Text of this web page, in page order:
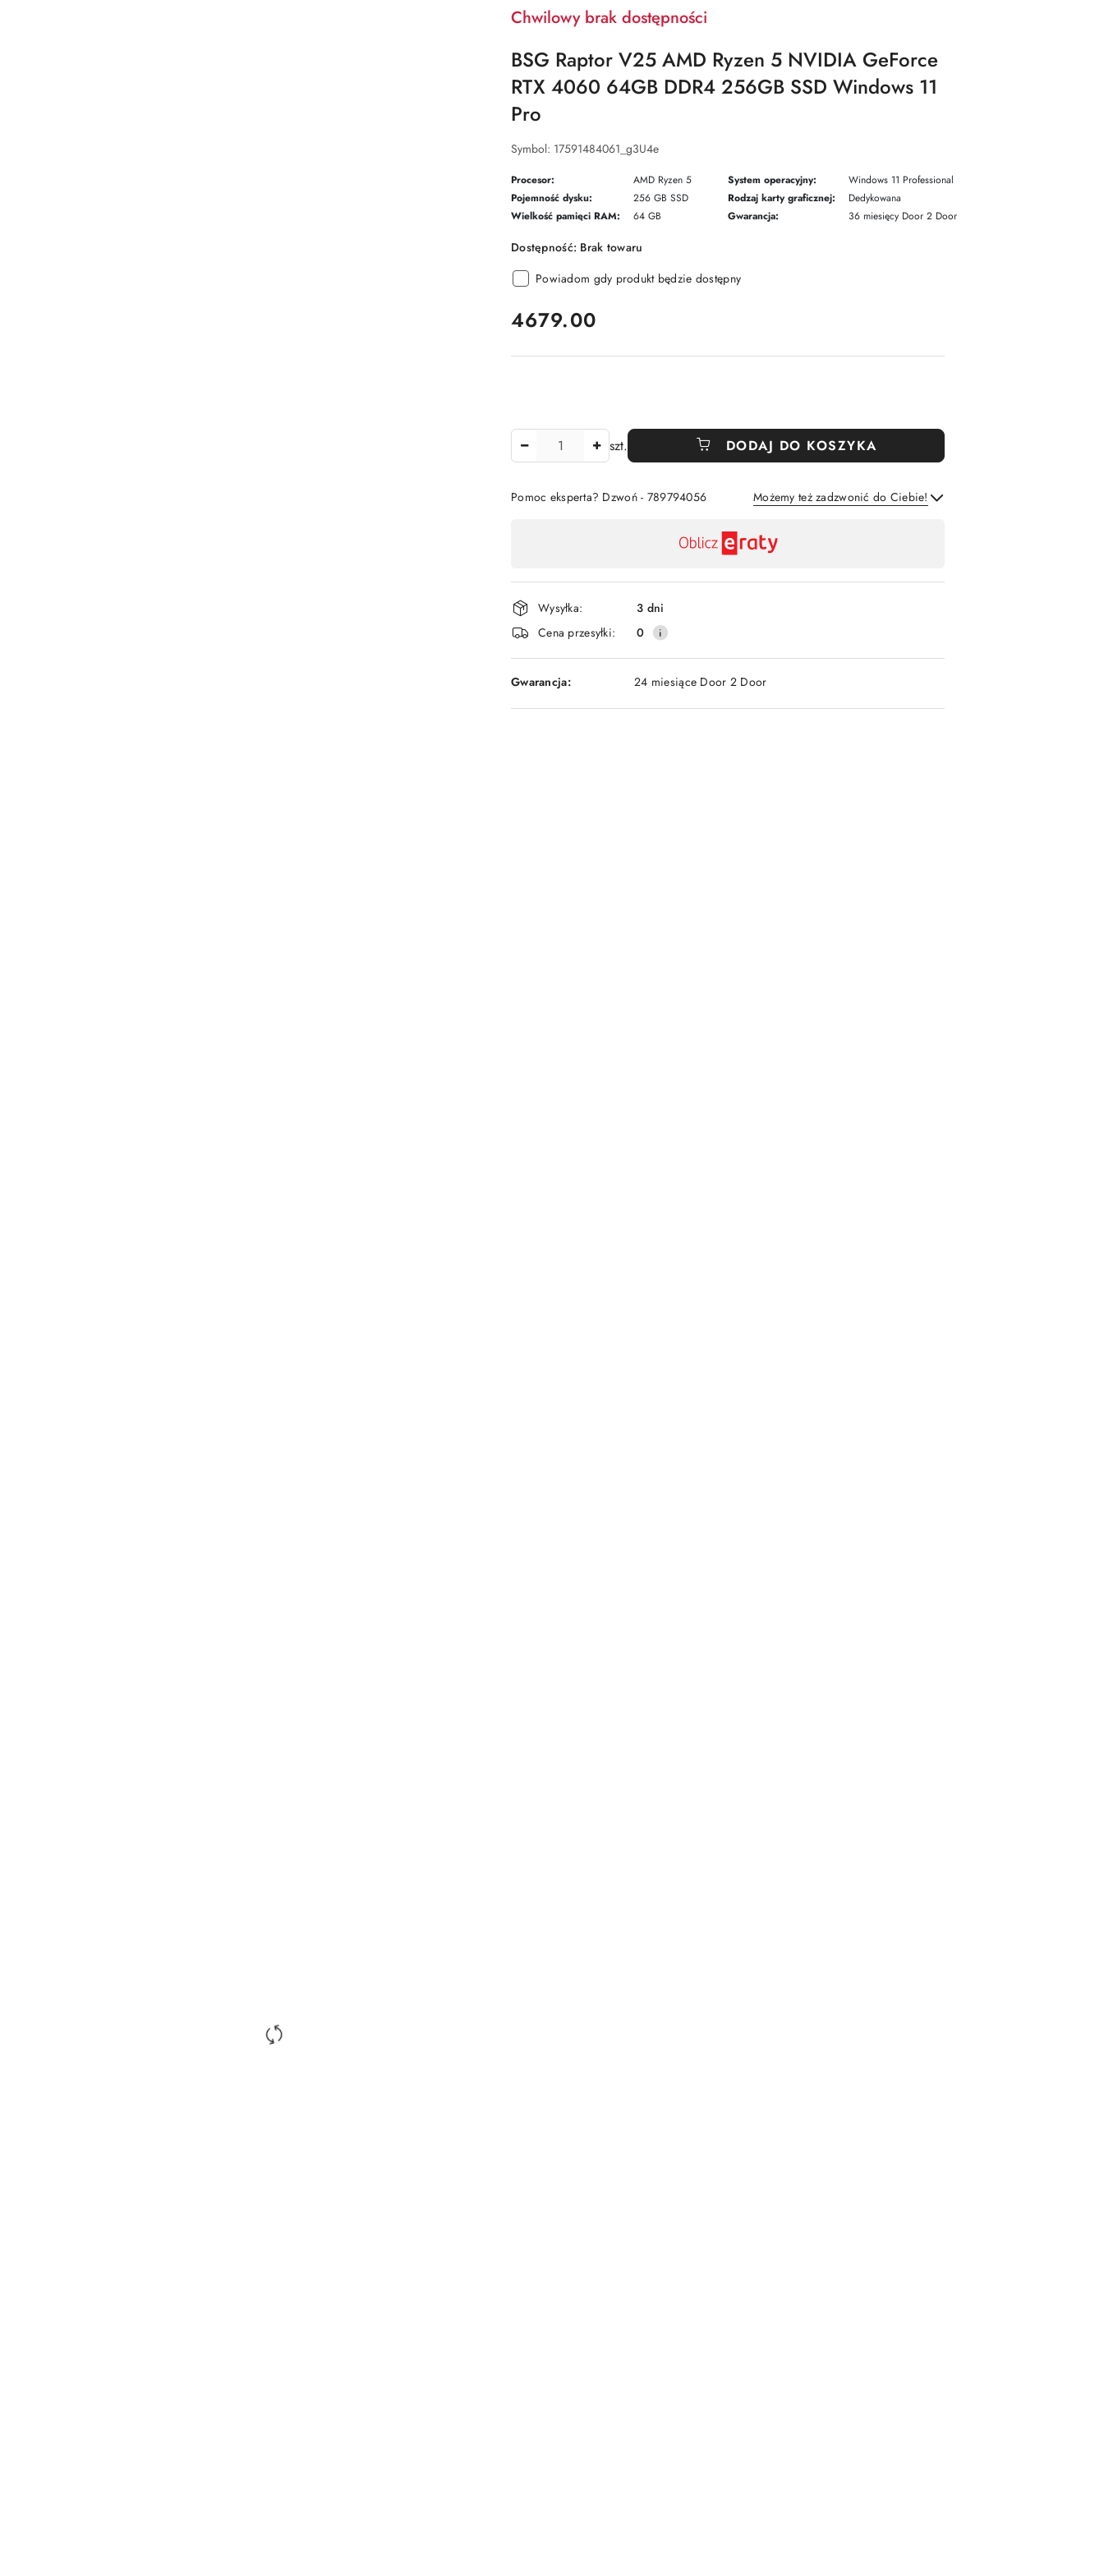
Chwilowy brak dostępności
BSG Raptor V25 AMD Ryzen 5 NVIDIA GeForce
RTX 4060 64GB DDR4 256GB SSD Windows 11
Pro
Symbol: 17591484061_g3U4e
Procesor: AMD Ryzen 5 System operacyjny:
Windows 11 Professional
Pojemność dysku:
256 GB SSD Rodzaj karty graficznej:
Dedykowana
Wielkość pamięci RAM:
64 GB Gwarancja: 36 miesięcy Door 2 Door
Dostępność: Brak towaru
Powiadom gdy produkt będzie dostępny
cena:
4679.00
szt. DODAJ DO KOSZYKA
Pomoc eksperta? Dzwoń - 789794056 Możemy też zadzwonić do Ciebie!
płatność
i
dostawa
Wysyłka:
3 dni
Cena przesyłki:
0
Gwarancja: 24 miesiące Door 2 Door